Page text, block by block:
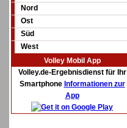
Nord
Ost
Süd
West
Volley Mobil App
Volley.de-Ergebnisdienst für Ihr
Smartphone Informationen zur
App